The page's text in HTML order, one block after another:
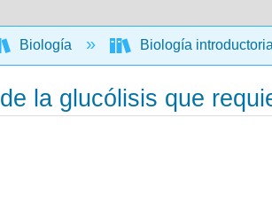
global
Biología Biología
la glucólisis que